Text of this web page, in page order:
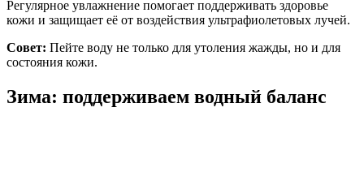
Регулярное увлажнение помогает поддерживать здоровье
кожи и защищает её от воздействия ультрафиолетовых лучей.
Совет: Пейте воду не только для утоления жажды, но и для
состояния кожи.
Зима: поддерживаем водный баланс